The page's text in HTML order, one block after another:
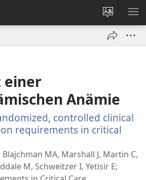
ändern
einer
Anämie
controlled clinical
requirements in critical
Blajchman MA, Marshall J, Martin C,
M, Schweitzer I, Yetisir E;